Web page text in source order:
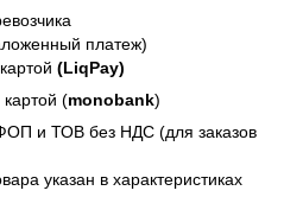
платеж)
(LiqPay)
картой (monobank)
и ТОВ без НДС (для заказов
указан в характеристиках